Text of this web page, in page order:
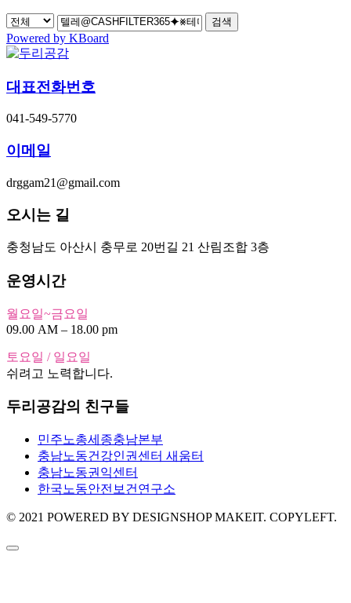
검색
Powered by KBoard
대표전화번호
041-549-5770
이메일
drggam21@gmail.com
오시는 길
충청남도 아산시 충무로 20번길 21 산림조합 3층
운영시간
월요일~금요일
09.00 AM – 18.00 pm
토요일 / 일요일
쉬려고 노력합니다.
두리공감의 친구들
민주노총세종충남본부
충남노동건강인권센터 새움터
충남노동권익센터
한국노동안전보건연구소
© 2021 POWERED BY DESIGNSHOP MAKEIT. COPYLEFT.